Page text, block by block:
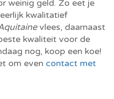
weinig geld. Zo eet je
kwalitatief
vlees, daarnaast
kwaliteit voor de
nog, koop een koe!
om even contact met